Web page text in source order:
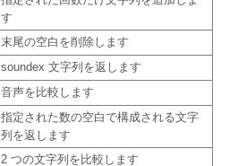
す
末尾の空白を削除します
soundex 文字列を返します
音声を比較します
指定された数の空白で構成される文字
列を返します
2 つの文字列を比較します